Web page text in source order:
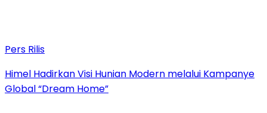
Pers Rilis
Himel Hadirkan Visi Hunian Modern melalui Kampanye
Global “Dream Home”